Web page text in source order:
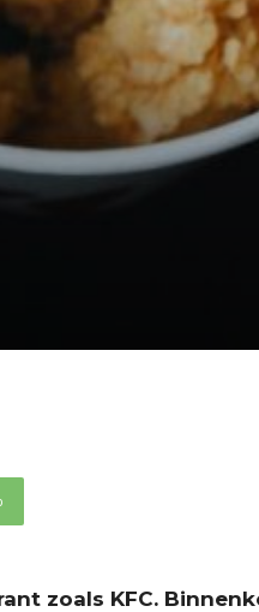
zoals KFC.